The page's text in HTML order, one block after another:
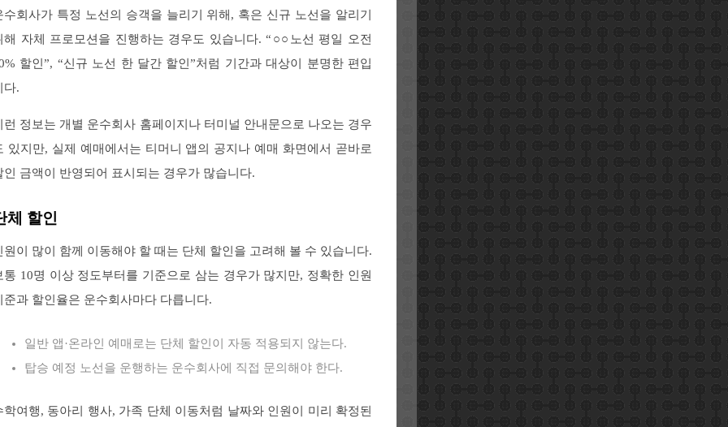
수회사가 특정 노선의 승객을 늘리기 위해, 혹은 신규 노선을 알리기
해 자체 프로모션을 진행하는 경우도 있습니다. “○○노선 평일 오전
할인”, “신규 노선 한 달간 할인”처럼 기간과 대상이 분명한 편입
다.
런 정보는 개별 운수회사 홈페이지나 터미널 안내문으로 나오는 경우
있지만, 실제 예매에서는 티머니 앱의 공지나 예매 화면에서 곧바로
인 금액이 반영되어 표시되는 경우가 많습니다.
체 할인
원이 많이 함께 이동해야 할 때는 단체 할인을 고려해 볼 수 있습니다.
통 10명 이상 정도부터를 기준으로 삼는 경우가 많지만, 정확한 인원
준과 할인율은 운수회사마다 다릅니다.
일반 앱·온라인 예매로는 단체 할인이 자동 적용되지 않는다.
탑승 예정 노선을 운행하는 운수회사에 직접 문의해야 한다.
학여행, 동아리 행사, 가족 단체 이동처럼 날짜와 인원이 미리 확정된